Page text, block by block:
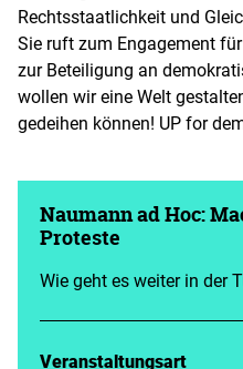
Rechtsstaatlichkeit und
Sie ruft zum Engagement
zur Beteiligung an
wollen wir eine Welt
gedeihen können! UP for
Naumann ad Hoc:
Proteste
Wie geht es weiter in der
Veranstaltungsart